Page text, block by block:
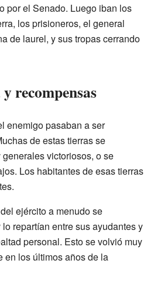
por el Senado. Luego iban los
los prisioneros, el general
de laurel, y sus tropas cerrando
recompensas
enemigo pasaban a ser
de estas tierras se
victoriosos, o se
Los habitantes de esas tierras
ejército a menudo se
repartían entre sus ayudantes y
personal. Esto se volvió muy
en los últimos años de la